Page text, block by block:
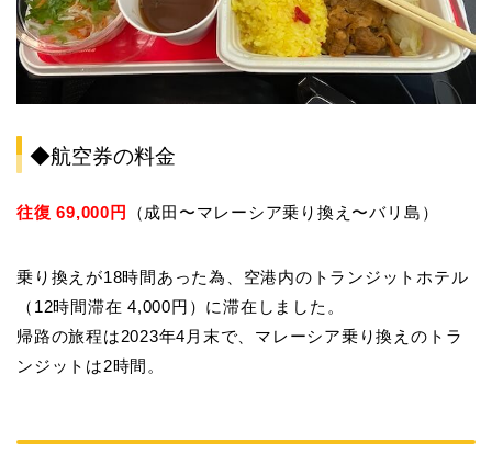
◆航空券の料金
往復 69,000円 （成田〜マレーシア乗り換え〜バリ島）
乗り換えが18時間あった為、空港内のトランジットホテル
（12時間滞在 4,000円）に滞在しました。
帰路の旅程は2023年4月末で、マレーシア乗り換えのトラ
ンジットは2時間。